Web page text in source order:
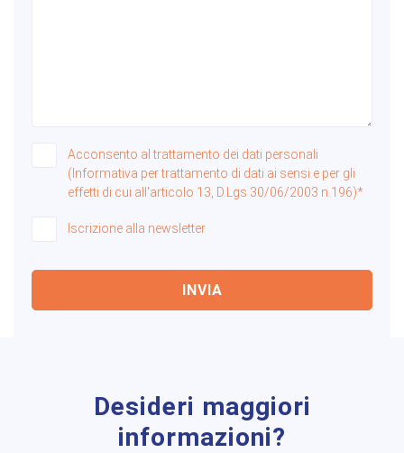
Acconsento al trattamento dei dati personali
(Informativa per trattamento di dati ai sensi e per gli
effetti di cui all'articolo 13, D.Lgs 30/06/2003 n.196)*
Iscrizione alla newsletter
INVIA
Desideri maggiori
informazioni?